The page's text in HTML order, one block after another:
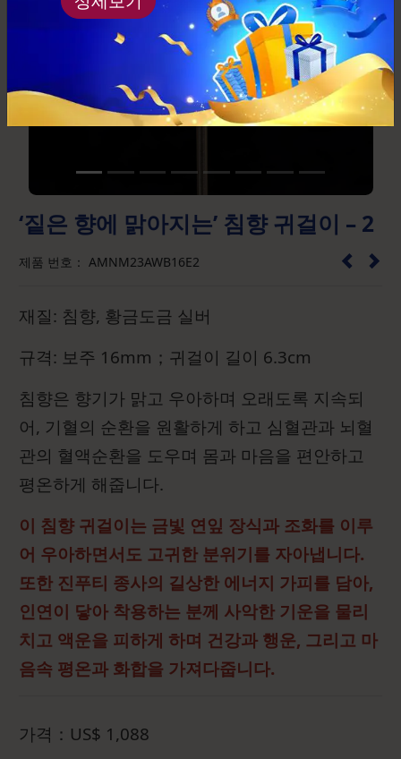
Next
‘짙은 향에 맑아지는’ 침향 귀걸이 – 2
제품 번호： AMNM23AWB16E2
재질: 침향, 황금도금 실버
규격: 보주 16mm；귀걸이 길이 6.3cm
침향은 향기가 맑고 우아하며 오래도록 지속되
어, 기혈의 순환을 원활하게 하고 심혈관과 뇌혈
관의 혈액순환을 도우며 몸과 마음을 편안하고
평온하게 해줍니다.
이 침향 귀걸이는 금빛 연잎 장식과 조화를 이루
어 우아하면서도 고귀한 분위기를 자아냅니다.
또한 진푸티 종사의 길상한 에너지 가피를 담아,
인연이 닿아 착용하는 분께 사악한 기운을 물리
치고 액운을 피하게 하며 건강과 행운, 그리고 마
음속 평온과 화합을 가져다줍니다.
가격： US$ 1,088